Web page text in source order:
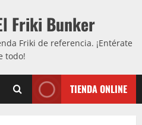
Friki Bunker
Friki de referencia. ¡Entérate
todo!
TIENDA ONLINE